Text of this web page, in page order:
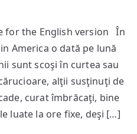
for the English version În
America o dată pe lună
sunt scoşi în curtea sau
alţii susţinuţi de
curat îmbrăcaţi, bine
luate la ore fixe, deşi […]